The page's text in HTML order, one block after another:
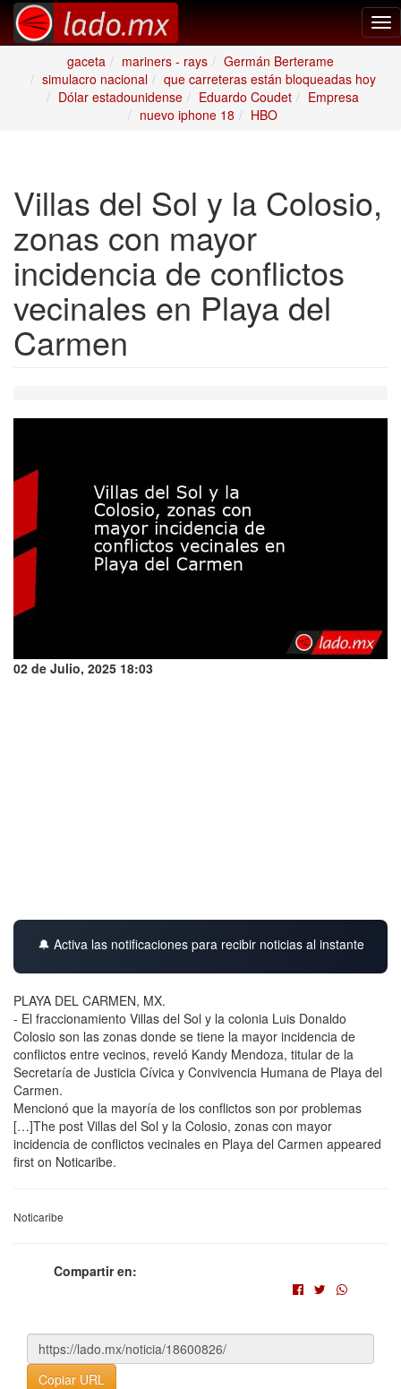
gaceta
mariners - rays
Germán Berterame
simulacro nacional
que carreteras están bloqueadas hoy
Dólar estadounidense
Eduardo Coudet
Empresa
nuevo iphone 18
HBO
Villas del Sol y la Colosio,
zonas con mayor
incidencia de conflictos
vecinales en Playa del
Carmen
02 de Julio, 2025 18:03
🔔 Activa las notificaciones para recibir noticias al instante
PLAYA DEL CARMEN, MX.
- El fraccionamiento Villas del Sol y la colonia Luis Donaldo
Colosio son las zonas donde se tiene la mayor incidencia de
conflictos entre vecinos, reveló Kandy Mendoza, titular de la
Secretaría de Justicia Cívica y Convivencia Humana de Playa del
Carmen.
Mencionó que la mayoría de los conflictos son por problemas
[…]The post Villas del Sol y la Colosio, zonas con mayor
incidencia de conflictos vecinales en Playa del Carmen appeared
first on Noticaribe.
Noticaribe
Compartir en:
Copiar URL